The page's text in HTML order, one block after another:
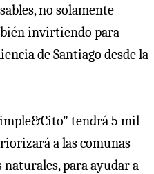
no solamente
invirtiendo para
de Santiago desde la
tendrá 5 mil
a las comunas
naturales, para ayudar a